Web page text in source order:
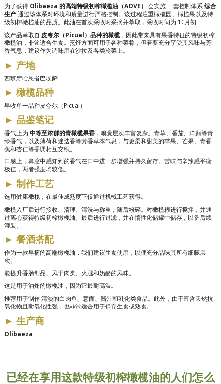
为了获得 Olibaeza 的高端特级初榨橄榄油（AOVE） 会实施一套控制体系综合
生产通过该体系对环境和质量进行严格控制。该过程注重橄榄园、橄榄果以及特
级初榨橄榄油的品质。此油在首次采收时采摘并萃取，采收时间为 10月初.
该产品萃取自 皮夸尔（Picual）品种的橄榄，因此带来具有果香特征的特级初榨
橄榄油，非常适合生食。烹饪方面可用于各种菜肴，但若要充分享受其风味与芳
香气息，建议作为调味用在沙拉及各类冷菜上。
► 产地
西班牙哈恩省巴埃萨
► 橄榄品种
早收单一品种皮夸尔（Picual）
► 品鉴笔记
香气上为 中等至浓郁的青橄榄果香 ，嗅觉层次丰富复杂。青草、番茄、洋蓟等青
绿香气，以及薄荷和迷迭香等芳香草本气息，与更柔和甜美的苹果、芒果、青香
蕉和杏仁等香调相互交织。
口感上，鼻腔中感知到的香气在口中进一步增强并持久留存。苦味与辛辣感平衡
极佳，两者强度均较低。
► 制作工艺
选用健康橄榄，在最佳成熟度下仅通过机械工艺获得。
橄榄入厂后进行接收、清理、清洗与称重，随后粉碎。对橄榄糊进行搅拌，并通
过离心获得特级初榨橄榄油。最后进行过滤，并在惰性化储罐中储存，以备后续
灌装。
► 餐酒搭配
作为一款早摘的高端橄榄油，我们建议生食使用，以便充分品味其所有细腻层
次。
能提升香肠制品、风干肉类、火腿和奶酪的风味。
这是用于油炸的橄榄油，因为它最耐高温。
推荐用于制作清淡的白肉鱼、意面、酱汁和乳化类食品。此外，由于富含天然抗
氧化物且耐氧化性强，也非常适合用于保存生食或熟食。
► 生产商
Olibaeza
已经在享用这款特级初榨橄榄油的人们怎么